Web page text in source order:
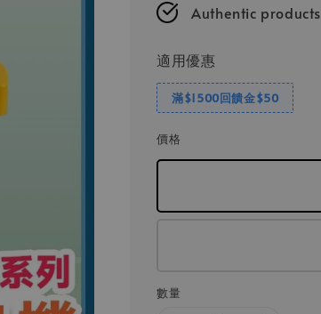
Authentic products
適用優惠
滿$1500回饋金$50
價格
數量